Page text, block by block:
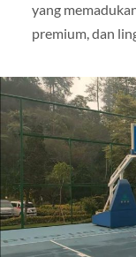
yang
premium, dan